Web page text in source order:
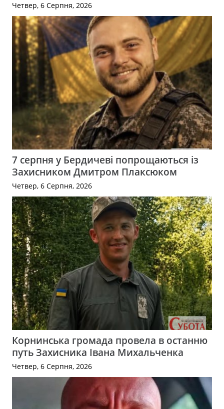
Четвер, 6 Серпня, 2026
7 серпня у Бердичеві попрощаються із
Захисником Дмитром Плаксюком
Четвер, 6 Серпня, 2026
Корнинська громада провела в останню
путь Захисника Івана Михальченка
Четвер, 6 Серпня, 2026